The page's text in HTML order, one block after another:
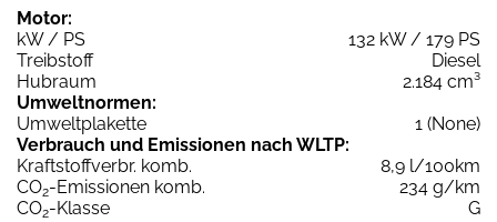
Motor:
kW / PS
132 kW / 179 PS
Treibstoff
Diesel
Hubraum
2.184 cm³
Umweltnormen:
Umweltplakette
1 (None)
Verbrauch und Emissionen nach WLTP:
Kraftstoffverbr. komb.
8,9 l/100km
CO2-Emissionen komb.
234 g/km
CO2-Klasse
G